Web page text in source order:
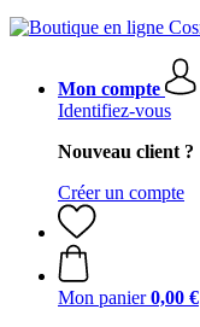
Mon compte
Identifiez-vous
Nouveau client ?
Créer un compte
Mon panier 0,00 €